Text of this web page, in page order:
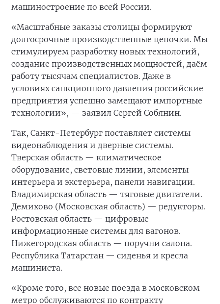
машиностроение по всей России.
«Масштабные заказы столицы формируют
долгосрочные производственные цепочки. Мы
стимулируем разработку новых технологий,
создание производственных мощностей, даём
работу тысячам специалистов. Даже в
условиях санкционного давления российские
предприятия успешно замещают импортные
технологии», — заявил Сергей Собянин.
Так, Санкт-Петербург поставляет системы
видеонаблюдения и дверные системы.
Тверская область — климатическое
оборудование, световые линии, элементы
интерьера и экстерьера, панели навигации.
Владимирская область — тяговые двигатели.
Демихово (Московская область) — редукторы.
Ростовская область — цифровые
информационные системы для вагонов.
Нижегородская область — поручни салона.
Республика Татарстан — сиденья и кресла
машиниста.
«Кроме того, все новые поезда в московском
метро обслуживаются по контракту